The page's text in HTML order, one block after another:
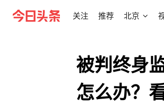
关注 推荐 北京
被判终身
怎么办？